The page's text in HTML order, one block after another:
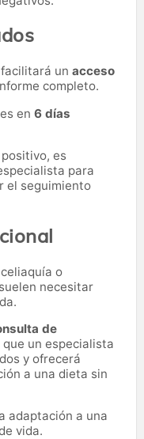
un acceso
completo.
en 6 días
es
para
el seguimiento
o
necesitar
de
que un especialista
y ofrecerá
a una dieta sin
adaptación a una
vida.